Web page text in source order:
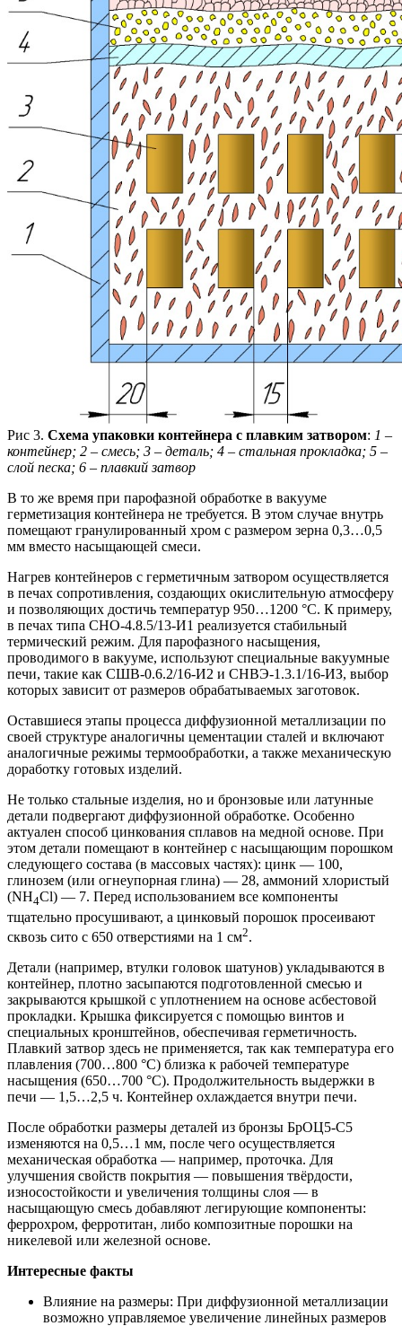
Рис 3. Схема упаковки контейнера с плавким затвором: 1 –
контейнер; 2 – смесь; 3 – деталь; 4 – стальная прокладка; 5 –
слой песка; 6 – плавкий затвор
В то же время при парофазной обработке в вакууме
герметизация контейнера не требуется. В этом случае внутрь
помещают гранулированный хром с размером зерна 0,3…0,5
мм вместо насыщающей смеси.
Нагрев контейнеров с герметичным затвором осуществляется
в печах сопротивления, создающих окислительную атмосферу
и позволяющих достичь температур 950…1200 °С. К примеру,
в печах типа СНО-4.8.5/13-И1 реализуется стабильный
термический режим. Для парофазного насыщения,
проводимого в вакууме, используют специальные вакуумные
печи, такие как СШВ-0.6.2/16-И2 и СНВЭ-1.3.1/16-ИЗ, выбор
которых зависит от размеров обрабатываемых заготовок.
Оставшиеся этапы процесса диффузионной металлизации по
своей структуре аналогичны цементации сталей и включают
аналогичные режимы термообработки, а также механическую
доработку готовых изделий.
Не только стальные изделия, но и бронзовые или латунные
детали подвергают диффузионной обработке. Особенно
актуален способ цинкования сплавов на медной основе. При
этом детали помещают в контейнер с насыщающим порошком
следующего состава (в массовых частях): цинк — 100,
глинозем (или огнеупорная глина) — 28, аммоний хлористый
(NH4Cl) — 7. Перед использованием все компоненты
тщательно просушивают, а цинковый порошок просеивают
сквозь сито с 650 отверстиями на 1 см2.
Детали (например, втулки головок шатунов) укладываются в
контейнер, плотно засыпаются подготовленной смесью и
закрываются крышкой с уплотнением на основе асбестовой
прокладки. Крышка фиксируется с помощью винтов и
специальных кронштейнов, обеспечивая герметичность.
Плавкий затвор здесь не применяется, так как температура его
плавления (700…800 °С) близка к рабочей температуре
насыщения (650…700 °С). Продолжительность выдержки в
печи — 1,5…2,5 ч. Контейнер охлаждается внутри печи.
После обработки размеры деталей из бронзы БрОЦ5-С5
изменяются на 0,5…1 мм, после чего осуществляется
механическая обработка — например, проточка. Для
улучшения свойств покрытия — повышения твёрдости,
износостойкости и увеличения толщины слоя — в
насыщающую смесь добавляют легирующие компоненты:
феррохром, ферротитан, либо композитные порошки на
никелевой или железной основе.
Интересные факты
Влияние на размеры: При диффузионной металлизации
возможно управляемое увеличение линейных размеров